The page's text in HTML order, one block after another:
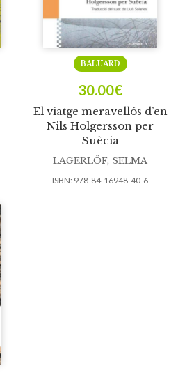
El viatge meravellós d’en
Nils Holgersson per
Suècia
BALUARD
30.00€
LAGERLÖF, SELMA
ISBN: 978-84-16948-40-6